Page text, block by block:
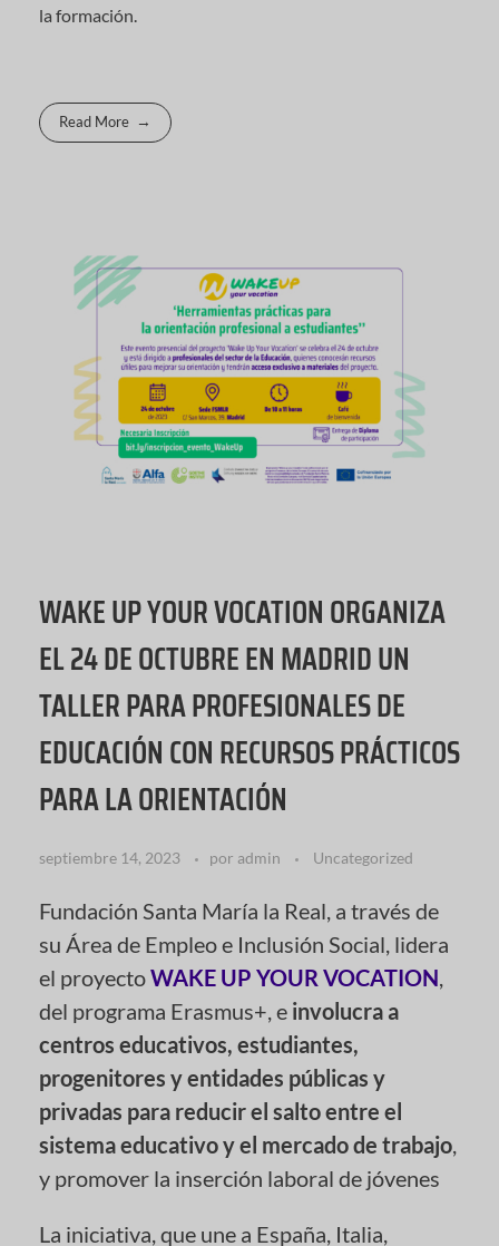
la formación.
Read More
WAKE UP YOUR VOCATION ORGANIZA
EL 24 DE OCTUBRE EN MADRID UN
TALLER PARA PROFESIONALES DE
EDUCACIÓN CON RECURSOS PRÁCTICOS
PARA LA ORIENTACIÓN
septiembre 14, 2023 por admin Uncategorized
Fundación Santa María la Real, a través de
su Área de Empleo e Inclusión Social, lidera
el proyectoWAKE UP YOUR VOCATION,
del programa Erasmus+, e involucra a
centros educativos, estudiantes,
progenitores y entidades públicas y
privadas para reducir el salto entre el
sistema educativo y el mercado de trabajo,
y promover la inserción laboral de jóvenes
La iniciativa, que une a España, Italia,